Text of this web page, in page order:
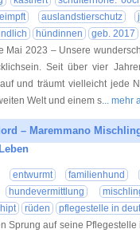
auslandstierschutz
hündinnen
geb. 2017
Mai 2023 – Unsere
Seit über vier
und träumt vielleicht jede
Welt und einem s... mehr
– Maremmano
entwurmt
familienhund
hundevermittlung
rüden
pflegestelle in
Sprung auf seine